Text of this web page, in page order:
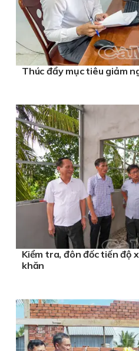
Thúc đẩy mục tiêu giảm
Kiểm tra, đôn đốc tiến độ
khăn